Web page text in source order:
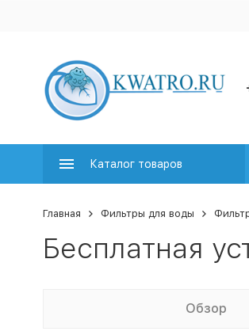
Каталог товаров
Главная Фильтры для воды
Бесплатная
Обзор